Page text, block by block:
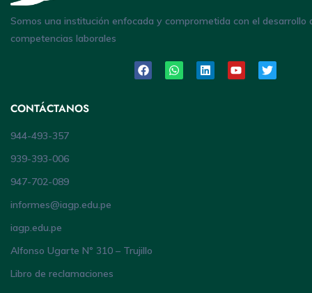
Somos una institución enfocada y comprometida con el desarrollo
competencias laborales
CONTÁCTANOS
944-493-357
939-393-006
947-702-089
informes@iagp.edu.pe
iagp.edu.pe
Alfonso Ugarte Nº 310 – Trujillo
Libro de reclamaciones